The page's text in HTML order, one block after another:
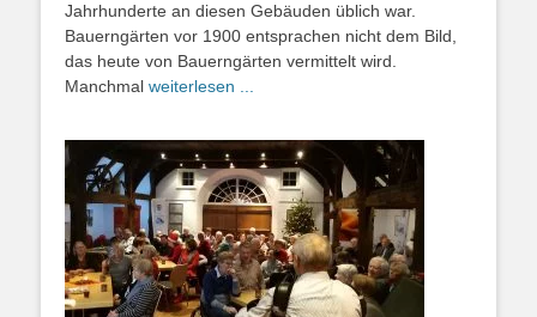
Jahrhunderte an diesen Gebäuden üblich war.
Bauerngärten vor 1900 entsprachen nicht dem Bild,
das heute von Bauerngärten vermittelt wird.
Manchmal weiterlesen ...